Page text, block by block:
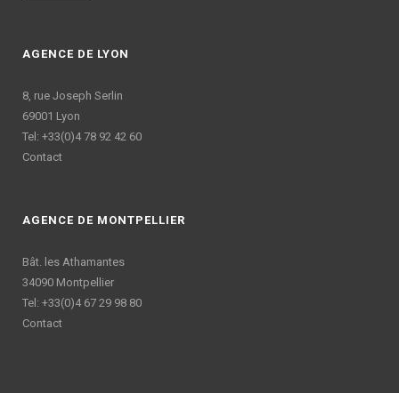
AGENCE DE LYON
8, rue Joseph Serlin
69001 Lyon
Tel: +33(0)4 78 92 42 60
Contact
AGENCE DE MONTPELLIER
Bât. les Athamantes
34090 Montpellier
Tel: +33(0)4 67 29 98 80
Contact